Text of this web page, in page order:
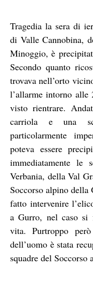
Tragedia la sera di
di Valle Cannobina,
Minoggio, è
Secondo quanto
trovava nell’orto
l’allarme intorno alle
visto rientrare.
carriola e una
particolarmente
poteva essere
immediatamente le
Verbania, della Val
Soccorso alpino della
fatto intervenire
a Gurro, nel caso si
vita. Purtroppo
dell’uomo è stata
squadre del Soccorso